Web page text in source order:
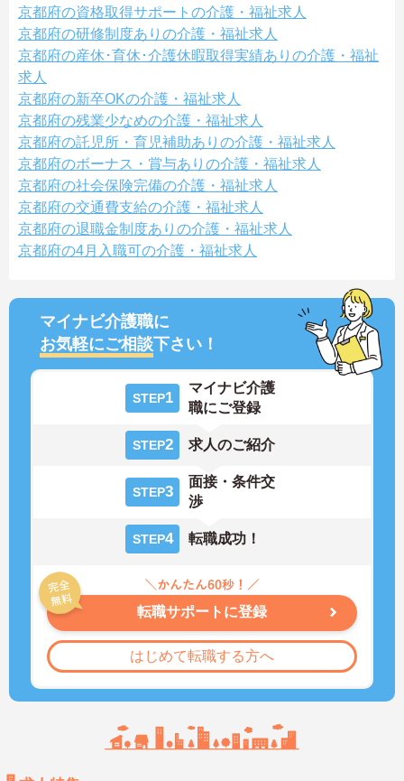
京都府の資格取得サポートの介護・福祉求人
京都府の研修制度ありの介護・福祉求人
京都府の産休･育休･介護休暇取得実績ありの介護・福祉
求人
京都府の新卒OKの介護・福祉求人
京都府の残業少なめの介護・福祉求人
京都府の託児所・育児補助ありの介護・福祉求人
京都府のボーナス・賞与ありの介護・福祉求人
京都府の社会保険完備の介護・福祉求人
京都府の交通費支給の介護・福祉求人
京都府の退職金制度ありの介護・福祉求人
京都府の4月入職可の介護・福祉求人
マイナビ介護職に
お気軽にご相談下さい！
STEP1
マイナビ介護
職にご登録
STEP2 求人のご紹介
STEP3
面接・条件交
渉
STEP4 転職成功！
転職サポートに登録
はじめて転職する方へ